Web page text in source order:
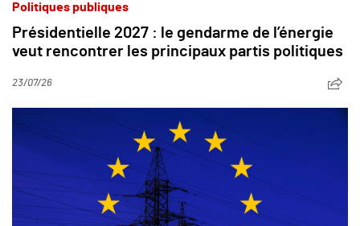
Politiques publiques
Présidentielle 2027 : le gendarme de l’énergie
veut rencontrer les principaux partis politiques
23/07/26